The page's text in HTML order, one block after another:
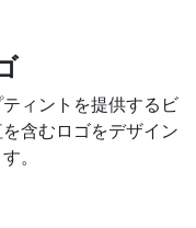
ィントを提供するビ
含むロゴをデザイン
。